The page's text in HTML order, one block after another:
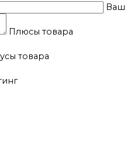
Ваш
Плюсы товара
товара